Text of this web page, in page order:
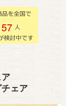
57
ェア